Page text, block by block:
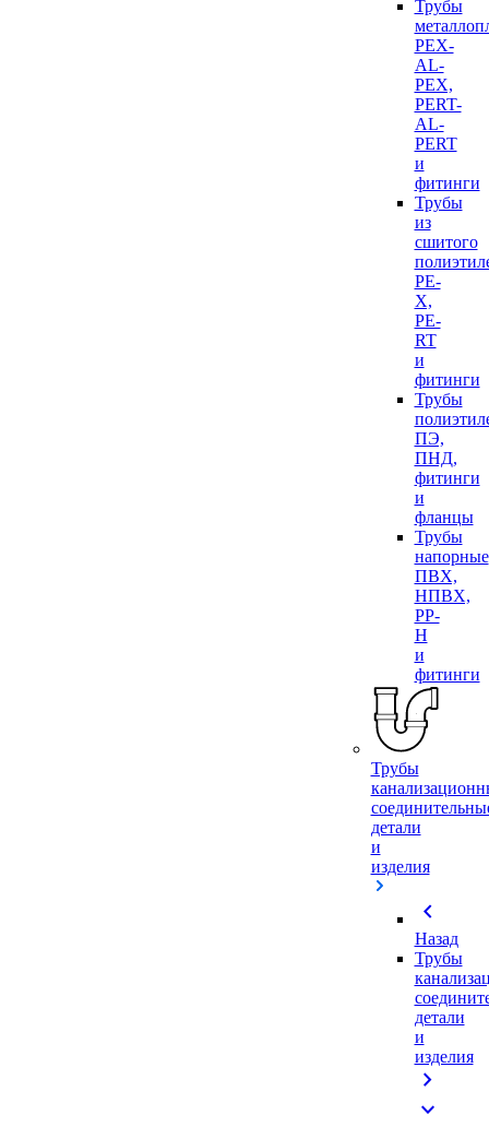
Трубы
PEX-
AL-
PEX,
PERT-
AL-
PERT
и
фитинги
Трубы
из
сшитого
PE-
X,
PE-
RT
и
фитинги
Трубы
ПЭ,
ПНД,
фитинги
и
фланцы
Трубы
напорные
ПВХ,
НПВХ,
PP-
H
и
фитинги
Трубы
детали
и
изделия
chevron_left
Назад
Трубы
детали
и
изделия
chevron_right
expand_more